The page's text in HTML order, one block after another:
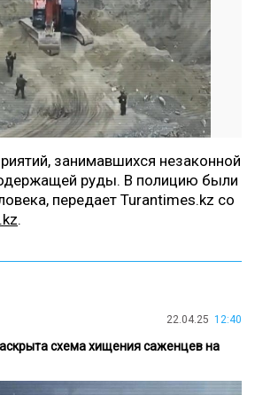
занимавшихся незаконной
руды. В полицию были
передает Turantimes.kz со
.
22.04.25 12:40
схема хищения саженцев на